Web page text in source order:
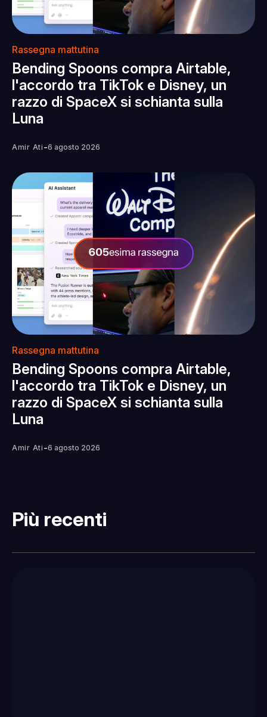
Rassegna mattutina
Bending Spoons compra Airtable,
l'accordo tra TikTok e Disney, un
razzo di SpaceX si schianta sulla
Luna
Amir Ati -6 agosto 2026
Rassegna mattutina
Bending Spoons compra Airtable,
l'accordo tra TikTok e Disney, un
razzo di SpaceX si schianta sulla
Luna
Amir Ati -6 agosto 2026
Più recenti